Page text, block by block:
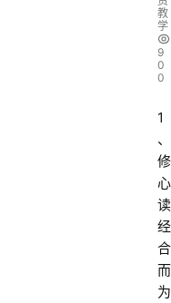
教
学
9
0
0
1
、
修
心
读
经
合
而
为